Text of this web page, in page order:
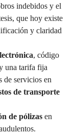
indebidos y el
que hoy existe
y claridad
, código
una tarifa fija
de servicios en
de transporte
de pólizas en